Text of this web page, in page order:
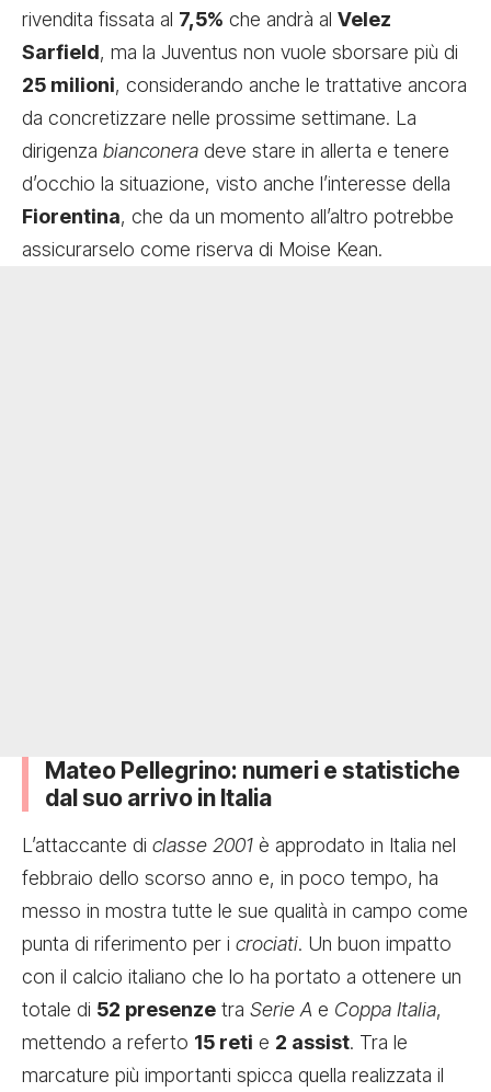
rivendita fissata al 7,5% che andrà al Velez
Sarfield, ma la Juventus non vuole sborsare più di
25 milioni, considerando anche le trattative ancora
da concretizzare nelle prossime settimane. La
dirigenza bianconera deve stare in allerta e tenere
d’occhio la situazione, visto anche l’interesse della
Fiorentina, che da un momento all’altro potrebbe
assicurarselo come riserva di Moise Kean.
Mateo Pellegrino: numeri e statistiche
dal suo arrivo in Italia
L’attaccante di classe 2001 è approdato in Italia nel
febbraio dello scorso anno e, in poco tempo, ha
messo in mostra tutte le sue qualità in campo come
punta di riferimento per i crociati. Un buon impatto
con il calcio italiano che lo ha portato a ottenere un
totale di 52 presenze tra Serie A e Coppa Italia,
mettendo a referto 15 reti e 2 assist. Tra le
marcature più importanti spicca quella realizzata il